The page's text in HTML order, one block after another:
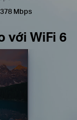
Mbps
với WiFi 6